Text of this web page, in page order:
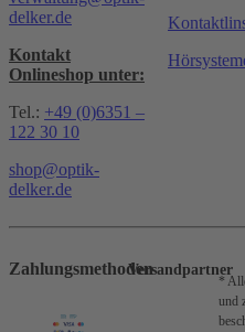
delker.de
Kontakt
Onlineshop unter:
Tel.: +49 (0)6351 –
122 30 10
shop@optik-
delker.de
ZahlungsmethodenVersandpartner
*
und